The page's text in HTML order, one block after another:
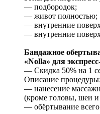
— подбородок;
— живот полностью;
— внутренние
— внутренние
Бандажное
«Nolla» для
— Скидка 50% на 1
Описание процедуры:
— нанесение
(кроме головы, шеи и
— обёртывание